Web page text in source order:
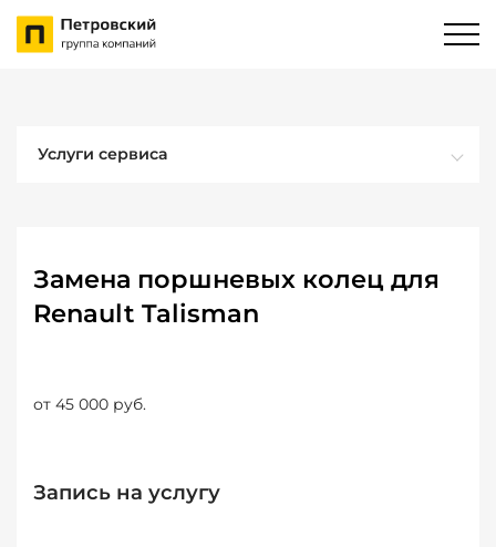
Услуги сервиса
Замена поршневых колец для
Renault Talisman
от 45 000 руб.
Запись на услугу